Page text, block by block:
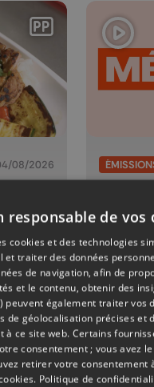
08/2026
04/
responsable de vos
cookies et des technologies
traiter des données
de navigation, afin de
et le contenu, obtenir des
peuvent également traiter vos
de géolocalisation précises et
à ce site web. Certains
consentement ; vous avez
retirer votre consentement
. Politique de